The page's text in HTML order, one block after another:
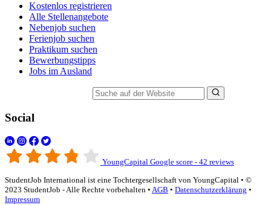
Kostenlos registrieren
Alle Stellenangebote
Nebenjob suchen
Ferienjob suchen
Praktikum suchen
Bewerbungstipps
Jobs im Ausland
Social
YoungCapital Google score - 42 reviews
StudentJob International ist eine Tochtergesellschaft von YoungCapital • ©
2023 StudentJob - Alle Rechte vorbehalten • AGB • Datenschutzerklärung •
Impressum